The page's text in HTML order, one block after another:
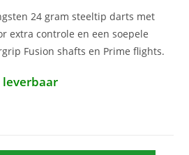
24 gram steeltip darts met
extra controle en een soepele
Fusion shafts en Prime flights.
leverbaar